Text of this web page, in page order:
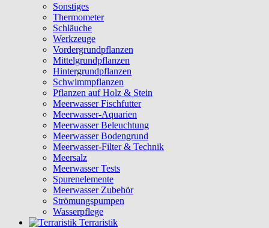
Sonstiges
Thermometer
Schläuche
Werkzeuge
Vordergrundpflanzen
Mittelgrundpflanzen
Hintergrundpflanzen
Schwimmpflanzen
Pflanzen auf Holz & Stein
Meerwasser Fischfutter
Meerwasser-Aquarien
Meerwasser Beleuchtung
Meerwasser Bodengrund
Meerwasser-Filter & Technik
Meersalz
Meerwasser Tests
Spurenelemente
Meerwasser Zubehör
Strömungspumpen
Wasserpflege
Terraristik